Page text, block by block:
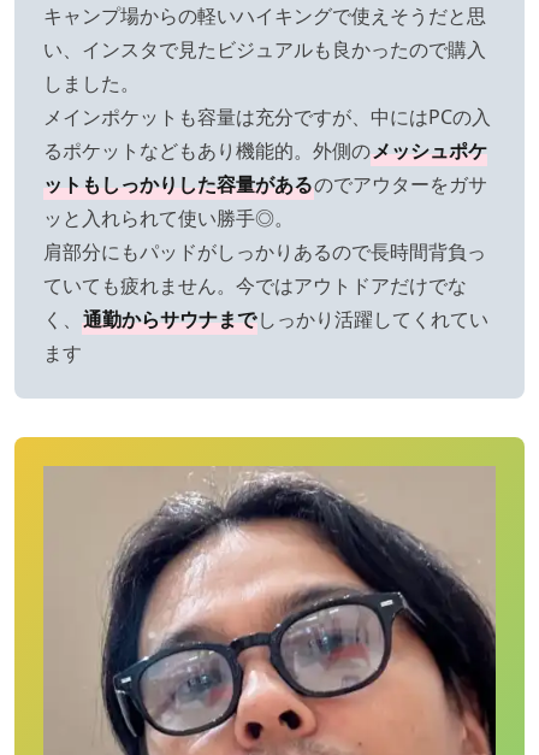
キャンプ場からの軽いハイキングで使えそうだと思
い、インスタで見たビジュアルも良かったので購入
しました。
メインポケットも容量は充分ですが、中にはPCの入
るポケットなどもあり機能的。外側のメッシュポケ
ットもしっかりした容量があるのでアウターをガサ
ッと入れられて使い勝手◎。
肩部分にもパッドがしっかりあるので長時間背負っ
ていても疲れません。今ではアウトドアだけでな
く、 通勤からサウナまでしっかり活躍してくれてい
ます